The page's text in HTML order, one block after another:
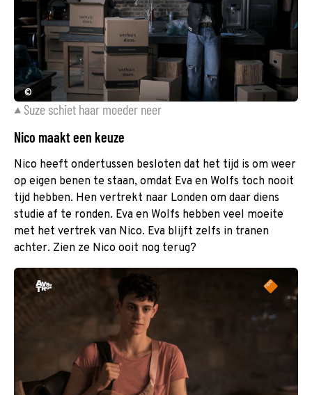
©
Suze schiet haar moeder neer
Nico maakt een keuze
Nico heeft ondertussen besloten dat het tijd is om weer
op eigen benen te staan, omdat Eva en Wolfs toch nooit
tijd hebben. Hen vertrekt naar Londen om daar diens
studie af te ronden. Eva en Wolfs hebben veel moeite
met het vertrek van Nico. Eva blijft zelfs in tranen
achter. Zien ze Nico ooit nog terug?